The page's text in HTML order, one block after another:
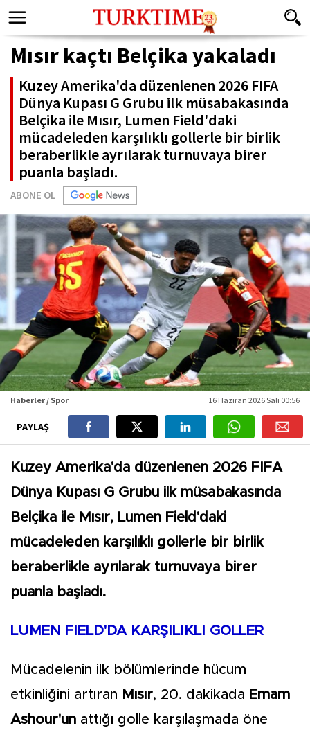
Mısır kaçtı Belçika yakaladı
Kuzey Amerika'da düzenlenen 2026 FIFA
Dünya Kupası G Grubu ilk müsabakasında
Belçika ile Mısır, Lumen Field'daki
mücadeleden karşılıklı gollerle bir birlik
beraberlikle ayrılarak turnuvaya birer
puanla başladı.
ABONE OL
Haberler / Spor 16 Haziran 2026 Salı 00:56
PAYLAŞ
Kuzey Amerika'da düzenlenen 2026 FIFA
Dünya Kupası G Grubu ilk müsabakasında
Belçika ile Mısır, Lumen Field'daki
mücadeleden karşılıklı gollerle bir birlik
beraberlikle ayrılarak turnuvaya birer
puanla başladı.
LUMEN FIELD'DA KARŞILIKLI GOLLER
Mücadelenin ilk bölümlerinde hücum
etkinliğini artıran Mısır, 20. dakikada Emam
Ashour'un attığı golle karşılaşmada öne